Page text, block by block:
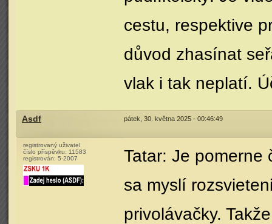
cestu, respektive
důvod zhasínat
vlak i tak neplatí.
Asdf pátek, 30. května 2025 - 00:46:49
registrovaný uživatel
číslo příspěvku: 11583
registrován: 5-2007
Tatar: Je pomerne
sa myslí
privolávačky.